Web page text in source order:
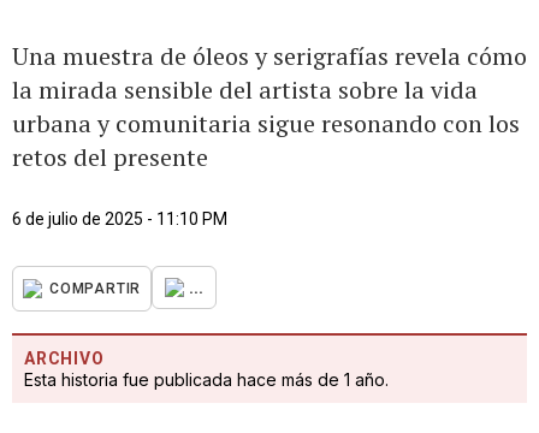
Una muestra de óleos y serigrafías revela cómo
la mirada sensible del artista sobre la vida
urbana y comunitaria sigue resonando con los
retos del presente
6 de julio de 2025 - 11:10 PM
COMPARTIR ...
ARCHIVO
Esta historia fue publicada hace más de 1 año.